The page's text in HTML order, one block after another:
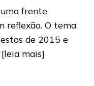
frente
reflexão. O tema
de 2015 e
[leia mais]